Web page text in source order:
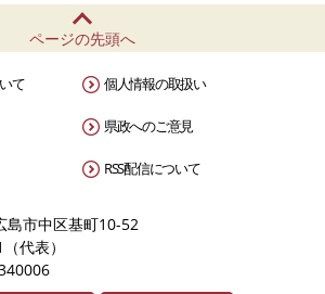
ページの先頭へ
て 個人情報の取扱い
県政へのご意見
RSS配信について
島市中区基町10-52
代表）